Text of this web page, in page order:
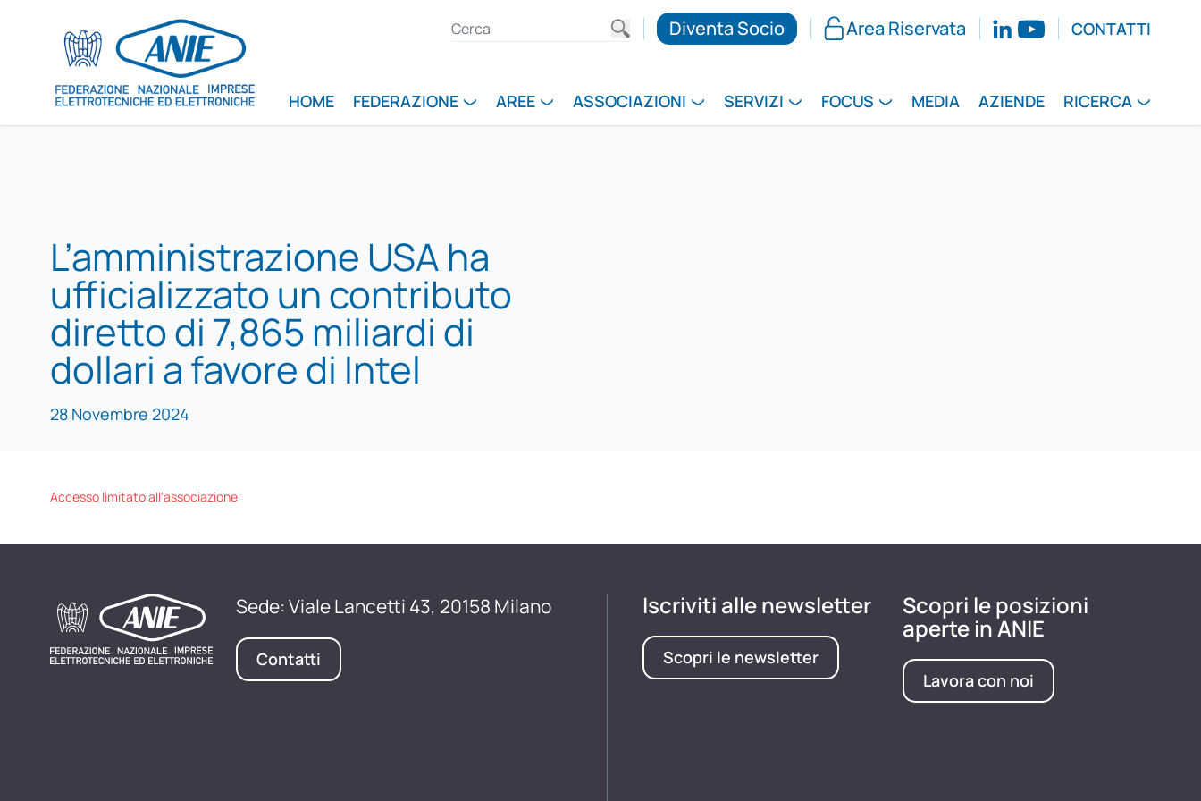
Diventa Socio Area Riservata CONTATTI
HOME FEDERAZIONE AREE ASSOCIAZIONI SERVIZI FOCUS MEDIA AZIENDE RICERCA
L’amministrazione USA ha
ufficializzato un contributo
diretto di 7,865 miliardi di
dollari a favore di Intel
28 Novembre 2024
Accesso limitato all'associazione
Sede: Viale Lancetti 43, 20158 Milano
Contatti
Iscriviti alle newsletter
Scopri le newsletter
Scopri le posizioni
aperte in ANIE
Lavora con noi